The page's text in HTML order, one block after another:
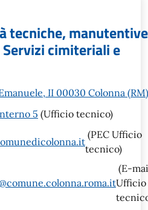
tecniche, manutentive
cimiteriali e
II 00030 Colonna (RM)
5 (Ufficio tecnico)
(PEC Ufficio
tecnico)
(E-
Ufficio